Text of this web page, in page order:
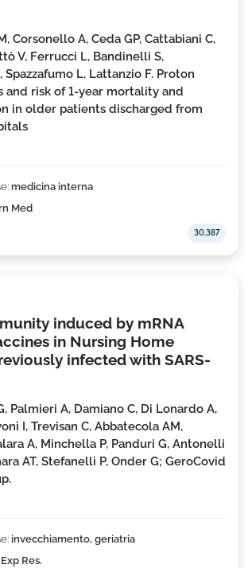
30,387
Corsonello A, Ceda GP, Cattabiani C,
V, Ferrucci L, Bandinelli S,
Spazzafumo L, Lattanzio F. Proton
and risk of 1-year mortality and
in older patients discharged from
medicina interna
Med
induced by mRNA
in Nursing Home
infected with SARS-
Palmieri A, Damiano C, Di Lonardo A,
I, Trevisan C, Abbatecola AM,
A, Minchella P, Panduri G, Antonelli
AT, Stefanelli P, Onder G; GeroCovid
invecchiamento, geriatria
Res.